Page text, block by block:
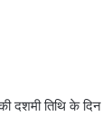
दशमी तिथि के दिन